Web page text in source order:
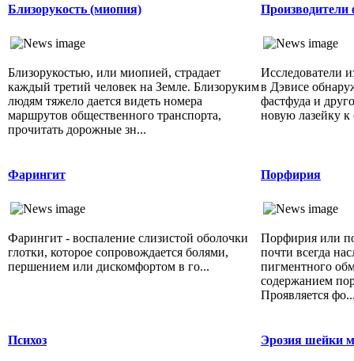
Близорукость (миопия)
Близорукостью, или миопией, страдает
каждый третий человек на Земле. Близоруким
людям тяжело дается видеть номера
маршрутов общественного транспорта,
прочитать дорожные зн...
Производители
Исследователи
в Дэвисе
фастфуда и
новую лазейку к
Фарингит
Фарингит - воспаление слизистой оболочки
глотки, которое сопровождается болями,
першением или дискомфортом в го...
Порфирия
Порфирия или
почти всегда
пигментного
содержанием
Проявляется
Психоз Эрозия шейки